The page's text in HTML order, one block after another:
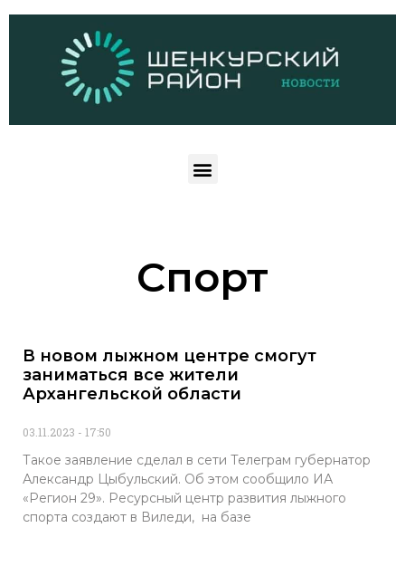
Спорт
В новом лыжном центре смогут
заниматься все жители
Архангельской области
03.11.2023 17:50
Такое заявление сделал в сети Телеграм губернатор
Александр Цыбульский. Об этом сообщило ИА
«Регион 29». Ресурсный центр развития лыжного
спорта создают в Виледи, на базе